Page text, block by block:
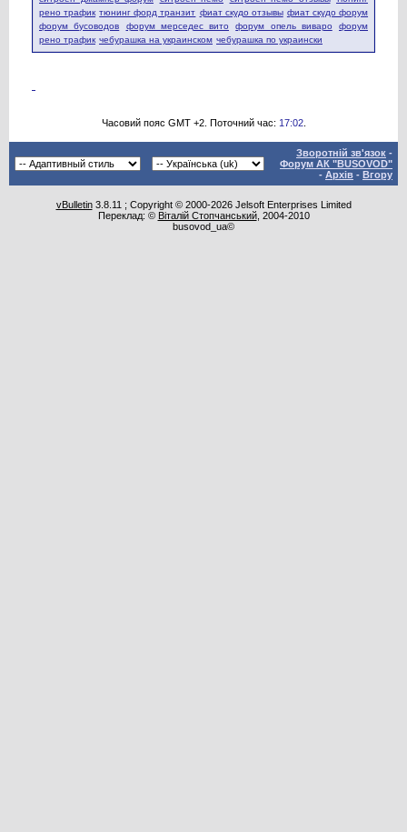
рено трафик тюнинг форд транзит фиат скудо отзывы фиат скудо форум
форум бусоводов
форум мерседес вито форум опель виваро
форум
рено трафик чебурашка на украинском чебурашка по украински
Часовий пояс GMT +2. Поточний час: 17:02.
Зворотній зв'язок -
Форум АК "BUSOVOD"
- Архів - Вгору
vBulletin3.8.11 ; Copyright © 2000-2026 Jelsoft Enterprises Limited
Переклад: © Віталій Стопчанський, 2004-2010
busovod_ua©